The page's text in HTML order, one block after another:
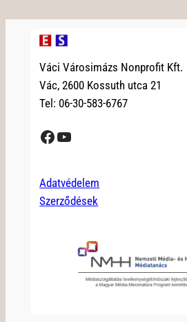
Váci Városimázs Nonprofit Kft.
Vác, 2600 Kossuth utca 21
Tel: 06-30-583-6767
Facebook YouTube
Adatvédelem
Szerződések